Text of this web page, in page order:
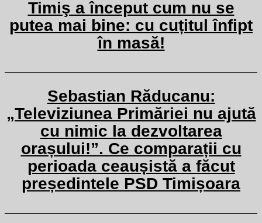
Timiş a început cum nu se
putea mai bine: cu cuțitul înfipt
în masă!
Sebastian Răducanu:
„Televiziunea Primăriei nu ajută
cu nimic la dezvoltarea
orașului!”. Ce comparații cu
perioada ceaușistă a făcut
președintele PSD Timișoara